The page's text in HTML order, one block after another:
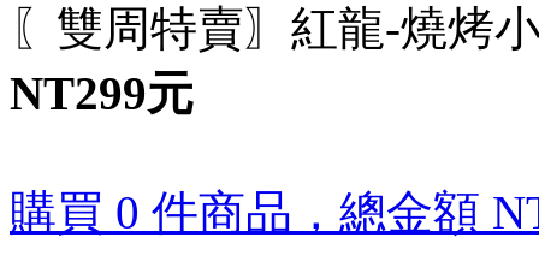
〖雙周特賣〗紅龍-燒烤
NT299元
購買 0 件商品，總金額